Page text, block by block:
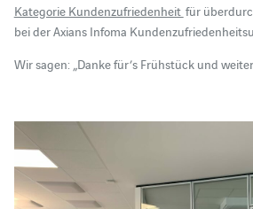
Kategorie Kundenzufriedenheit für
bei der Axians Infoma
Wir sagen: „Danke für’s Frühstück und